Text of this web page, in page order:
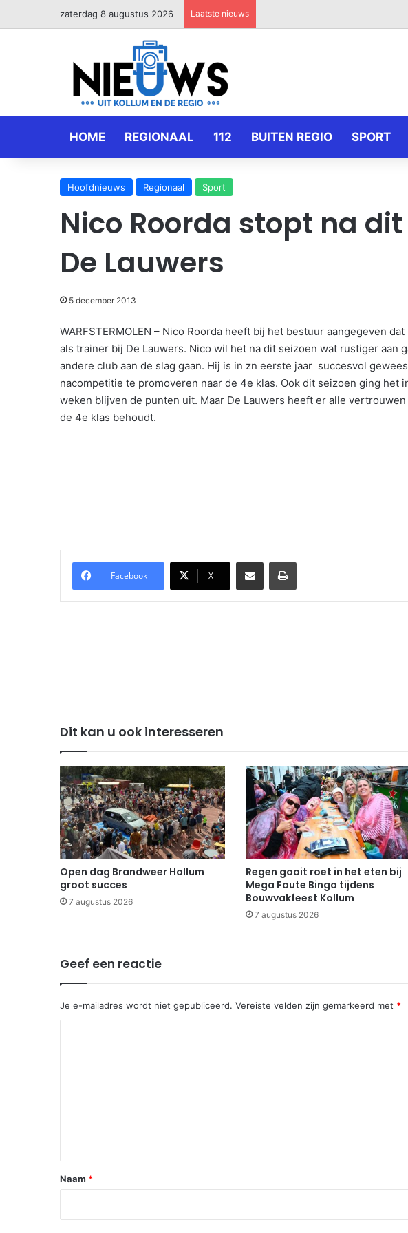
zaterdag 8 augustus 2026 Laatste nieuws
HOME REGIONAAL 112 BUITEN REGIO SPORT
Hoofdnieuws Regionaal Sport
Nico Roorda stopt na
De Lauwers
5 december 2013
WARFSTERMOLEN – Nico Roorda heeft bij het bestuur aangegeven
als trainer bij De Lauwers. Nico wil het na dit seizoen wat rustiger aan
andere club aan de slag gaan. Hij is in zn eerste jaar succesvol
nacompetitie te promoveren naar de 4e klas. Ook dit seizoen ging het
weken blijven de punten uit. Maar De Lauwers heeft er alle
de 4e klas behoudt.
Facebook X
Delen via Email Print
Dit kan u ook interesseren
Open dag Brandweer Hollum
groot succes
7 augustus 2026
Regen gooit roet in het eten bij
Mega Foute Bingo tijdens
Bouwvakfeest Kollum
7 augustus 2026
Geef een reactie
Je e-mailadres wordt niet gepubliceerd. Vereiste velden zijn gemarkeerd met *
*
Naam *